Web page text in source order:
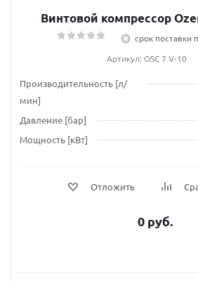
Винтовой компрессор
срок поставки
Артикул: OSC 7 V-10
Производительность [л/
мин]
Давление [бар]
Мощность [кВт]
Отложить
0 руб.